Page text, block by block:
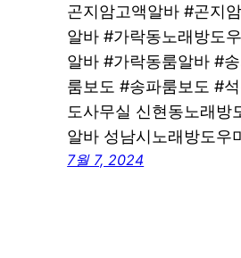
곤지암고액알바 #곤지
알바 #가락동노래방도
알바 #가락동룸알바 #
룸보도 #송파룸보도 #
도사무실 신현동노래방
알바 성남시노래방도우
7월 7, 2024